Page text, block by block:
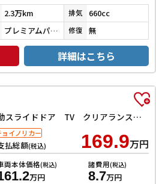
2.3万km 排気 660cc
プレミアムパープルパール 修復 無
詳細はこちら
RS バックカメラ 両側電動スライドドア TV クリアランスソナー オートクルーズコントロール 衝突被害軽減システム オートライト LEDヘッドランプ スマートキー アイドリングストップ 電動格納ミラー
払総額(税込) 169.9万円
両本体価格(税込)
万円
諸費用(税込)
8.7万円
ョイノリカー